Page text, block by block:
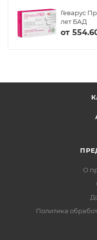
Геварус
лет БАД
от
О
Политика